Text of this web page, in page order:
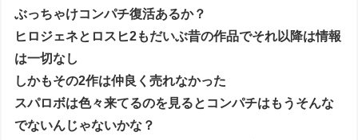
ぶっちゃけコンパチ復活あるか？
ヒロジェネとロスヒ2もだいぶ昔の作品でそれ以降は情報
は一切なし
しかもその2作は仲良く売れなかった
スパロボは色々来てるのを見るとコンパチはもうそんな
でないんじゃないかな？